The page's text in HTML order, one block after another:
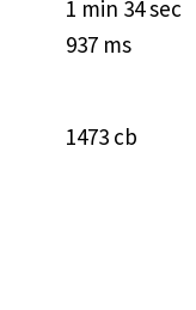
1 min 34 sec
937 ms
1473 cb